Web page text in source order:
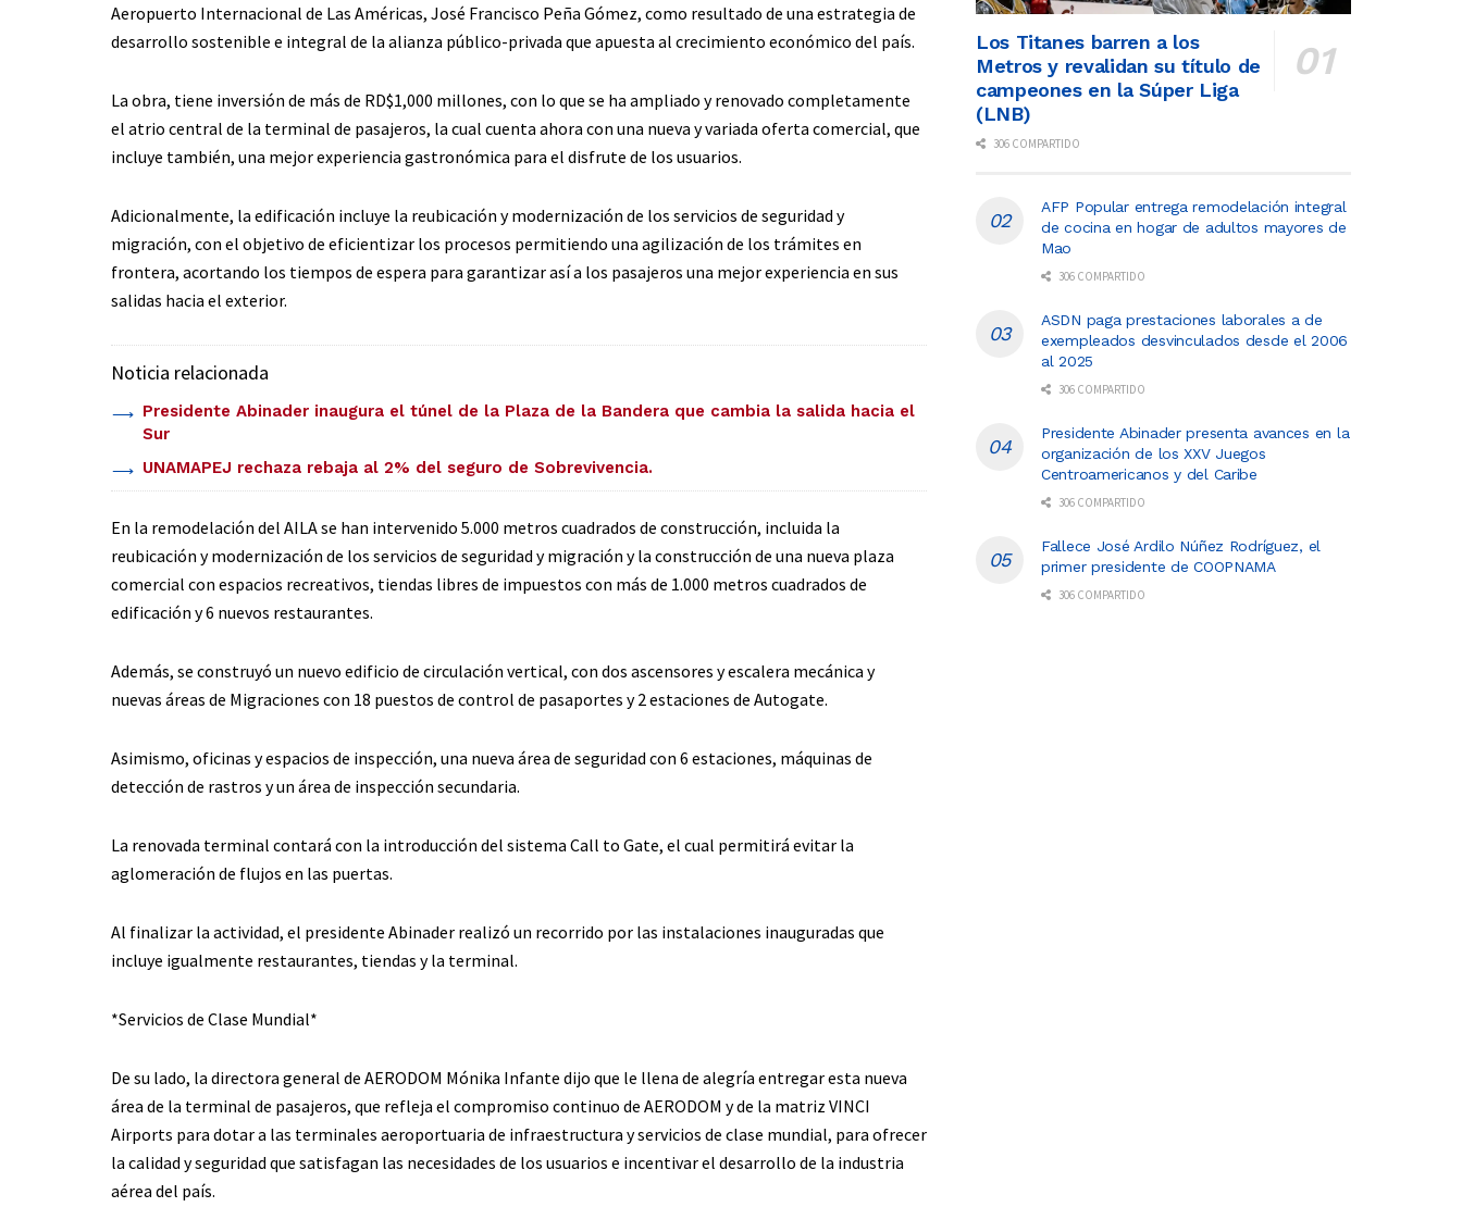
Aeropuerto Internacional de Las Américas, José Francisco Peña Gómez, como resultado de una estrategia de
desarrollo sostenible e integral de la alianza público-privada que apuesta al crecimiento económico del país.
La obra, tiene inversión de más de RD$1,000 millones, con lo que se ha ampliado y renovado completamente
el atrio central de la terminal de pasajeros, la cual cuenta ahora con una nueva y variada oferta comercial, que
incluye también, una mejor experiencia gastronómica para el disfrute de los usuarios.
Adicionalmente, la edificación incluye la reubicación y modernización de los servicios de seguridad y
migración, con el objetivo de eficientizar los procesos permitiendo una agilización de los trámites en
frontera, acortando los tiempos de espera para garantizar así a los pasajeros una mejor experiencia en sus
salidas hacia el exterior.
Noticia relacionada
Presidente Abinader inaugura el túnel de la Plaza de la Bandera que cambia la salida hacia el
Sur
UNAMAPEJ rechaza rebaja al 2% del seguro de Sobrevivencia.
En la remodelación del AILA se han intervenido 5.000 metros cuadrados de construcción, incluida la
reubicación y modernización de los servicios de seguridad y migración y la construcción de una nueva plaza
comercial con espacios recreativos, tiendas libres de impuestos con más de 1.000 metros cuadrados de
edificación y 6 nuevos restaurantes.
Además, se construyó un nuevo edificio de circulación vertical, con dos ascensores y escalera mecánica y
nuevas áreas de Migraciones con 18 puestos de control de pasaportes y 2 estaciones de Autogate.
Asimismo, oficinas y espacios de inspección, una nueva área de seguridad con 6 estaciones, máquinas de
detección de rastros y un área de inspección secundaria.
La renovada terminal contará con la introducción del sistema Call to Gate, el cual permitirá evitar la
aglomeración de flujos en las puertas.
Al finalizar la actividad, el presidente Abinader realizó un recorrido por las instalaciones inauguradas que
incluye igualmente restaurantes, tiendas y la terminal.
*Servicios de Clase Mundial*
De su lado, la directora general de AERODOM Mónika Infante dijo que le llena de alegría entregar esta nueva
área de la terminal de pasajeros, que refleja el compromiso continuo de AERODOM y de la matriz VINCI
Airports para dotar a las terminales aeroportuaria de infraestructura y servicios de clase mundial, para ofrecer
la calidad y seguridad que satisfagan las necesidades de los usuarios e incentivar el desarrollo de la industria
aérea del país.
Los Titanes barren a los
Metros y revalidan su título de
campeones en la Súper Liga
(LNB)
306 COMPARTIDO
AFP Popular entrega remodelación integral
de cocina en hogar de adultos mayores de
Mao
306 COMPARTIDO
ASDN paga prestaciones laborales a de
exempleados desvinculados desde el 2006
al 2025
306 COMPARTIDO
Presidente Abinader presenta avances en la
organización de los XXV Juegos
Centroamericanos y del Caribe
306 COMPARTIDO
Fallece José Ardilo Núñez Rodríguez, el
primer presidente de COOPNAMA
306 COMPARTIDO